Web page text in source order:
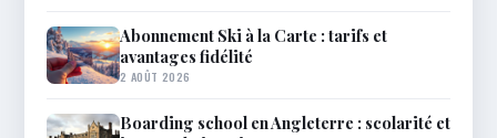
Abonnement Ski à la Carte : tarifs et
avantages fidélité
2 AOÛT 2026
Boarding school en Angleterre : scolarité et